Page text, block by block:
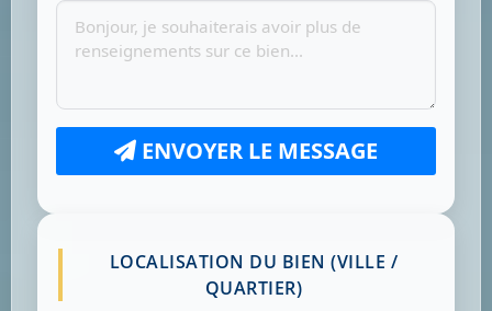
ENVOYER LE MESSAGE
LOCALISATION DU BIEN (VILLE /
QUARTIER)